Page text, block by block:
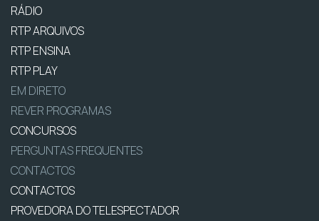
RÁDIO
RTP ARQUIVOS
RTP ENSINA
RTP PLAY
EM DIRETO
REVER PROGRAMAS
CONCURSOS
PERGUNTAS FREQUENTES
CONTACTOS
CONTACTOS
PROVEDORA DO TELESPECTADOR